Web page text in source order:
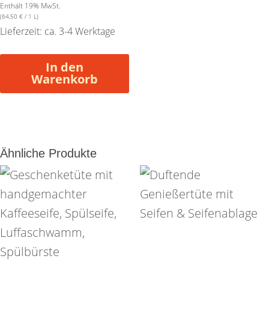
Enthält 19% MwSt.
(64,50 € / 1 L)
Lieferzeit: ca. 3-4 Werktage
In den
Warenkorb
Ähnliche Produkte